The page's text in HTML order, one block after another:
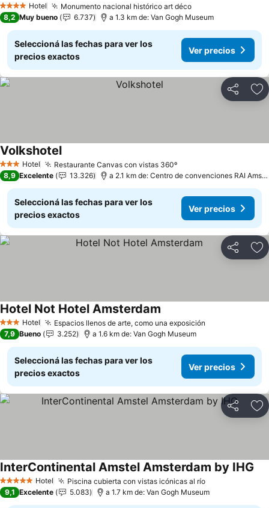
4 EstrellasHotel Monumento nacional histórico art déco
8,2 Muy bueno 6.737 a 1.3 km de: Van Gogh Museum
Seleccioná las fechas para ver los
precios exactos
Ver precios
Compartir
3 Estrellas
Hotel Restaurante Canvas con vistas 360º
Volkshotel
8,9 Excelente 13.326 a 2.1 km de: Centro de convenciones RAI Amsterdam
Seleccioná las fechas para ver los
precios exactos
Ver precios
Compartir
3 Estrellas
Hotel Espacios llenos de arte, como una exposición
Hotel Not Hotel Amsterdam
7,9 Bueno 3.252 a 1.6 km de: Van Gogh Museum
Seleccioná las fechas para ver los
precios exactos
Ver precios
Compartir
5 Estrellas Hotel Piscina cubierta con vistas icónicas al río
InterContinental Amstel Amsterdam by IHG
9,1 Excelente 5.083 a 1.7 km de: Van Gogh Museum